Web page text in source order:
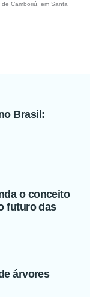
Camboriú, em Santa
Brasil:
o conceito
futuro das
árvores